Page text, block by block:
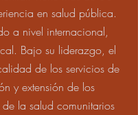
en salud pública.
a nivel internacional,
Bajo su liderazgo, el
de los servicios de
y extensión de los
la salud comunitarios